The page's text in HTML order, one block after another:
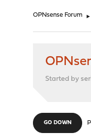
OPNsense Forum ►
Started by
GO DOWN